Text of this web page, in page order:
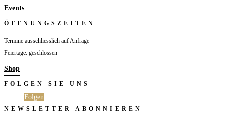
Events
ÖFFNUNGSZEITEN
Termine ausschliesslich auf Anfrage
Feiertage: geschlossen
Shop
FOLGEN SIE UNS
Folgen
NEWSLETTER ABONNIEREN